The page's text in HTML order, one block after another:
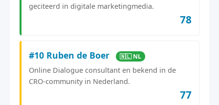
geciteerd in digitale marketingmedia.
78
#10 Ruben de Boer 🇳🇱 NL
Online Dialogue consultant en bekend in de
CRO-community in Nederland.
77